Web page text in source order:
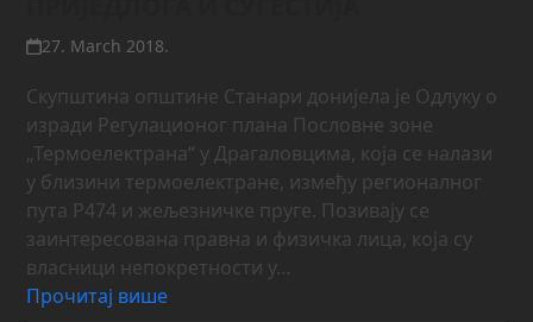
27. March 2018.
Скупштина општине Станари донијела je Одлуку о
изради Регулационог плана Пословне зоне
„Термоелектрана“ у Драгаловцима, која се налази
у близини термоелектране, између регионалног
пута Р474 и жељезничке пруге. Позивају се
заинтересована правна и физичка лица, која су
власници непокретности у…
Прочитај више